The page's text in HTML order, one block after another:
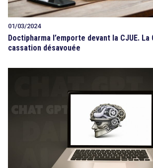
01/03/2024
Doctipharma l’emporte devant la CJUE. La
cassation désavouée